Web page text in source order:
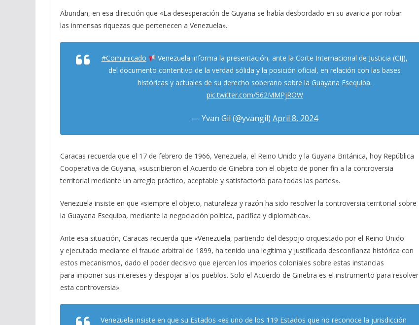
Abundan, en esa dirección que «La desesperación de Guyana se había desbordado en su avaricia por robar
las inmensas riquezas que pertenecen a Venezuela».
#Comunicado
Venezuela informa la presentación, ante la Corte Internacional de Justicia (CIJ),
del documento contentivo de la verdad sólida y la posición oficial, en relación con las bases
históricas y actuales de su derecho soberano sobre la Guayana Esequiba.
pic.twitter.com/562MMPjROW
— Yvan Gil (@yvangil) April 8, 2024
Caracas recuerda que el 17 de febrero de 1966, Venezuela, el Reino Unido y la Guyana Británica, hoy República
Cooperativa de Guyana, «suscribieron el Acuerdo de Ginebra con el objeto de poner fin a la controversia
territorial mediante un arreglo práctico, aceptable y satisfactorio para todas las partes».
Venezuela insiste en que «siempre el objeto, naturaleza y razón ha sido resolver la controversia territorial sobre
la Guayana Esequiba, mediante la negociación política, pacífica y diplomática».
Ante esa situación, Caracas recuerda que «Venezuela, partiendo del despojo orquestado por el Reino Unido
y ejecutado mediante el fraude arbitral de 1899, ha tenido una legítima y justificada desconfianza histórica con
estos mecanismos, dado el poder decisivo que ejercen los imperios coloniales sobre estas instancias
para imponer sus intereses y despojar a los pueblos. Solo el Acuerdo de Ginebra es el instrumento para resolver
esta controversia».
Venezuela insiste en que su Estados «es uno de los 119 Estados que no reconoce la jurisdicción